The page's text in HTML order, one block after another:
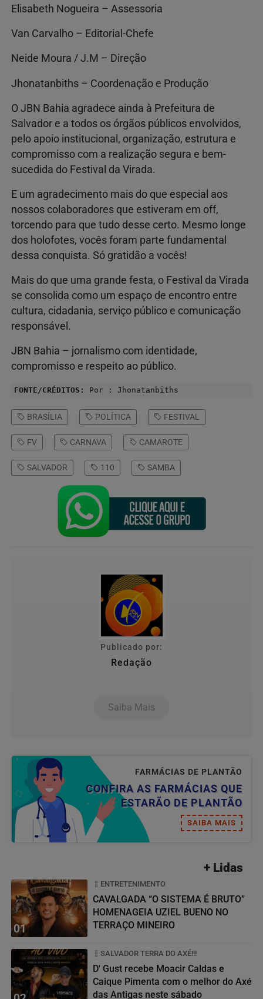
Elisabeth Nogueira – Assessoria
Van Carvalho – Editorial-Chefe
Neide Moura / J.M – Direção
Jhonatanbiths – Coordenação e Produção
O JBN Bahia agradece ainda à Prefeitura de
Salvador e a todos os órgãos públicos envolvidos,
pelo apoio institucional, organização, estrutura e
compromisso com a realização segura e bem-
sucedida do Festival da Virada.
E um agradecimento mais do que especial aos
nossos colaboradores que estiveram em off,
torcendo para que tudo desse certo. Mesmo longe
dos holofotes, vocês foram parte fundamental
dessa conquista. Só gratidão a vocês!
Mais do que uma grande festa, o Festival da Virada
se consolida como um espaço de encontro entre
cultura, cidadania, serviço público e comunicação
responsável.
JBN Bahia – jornalismo com identidade,
compromisso e respeito ao público.
FONTE/CRÉDITOS: Por : Jhonatanbiths
BRASÍLIA POLÍTICA FESTIVAL
FV CARNAVA CAMAROTE
SALVADOR 110 SAMBA
Publicado por:
Redação
Saiba Mais
FARMÁCIAS DE PLANTÃO
CONFIRA AS FARMÁCIAS QUE
ESTARÃO DE PLANTÃO
SAIBA MAIS
+ Lidas
01
ENTRETENIMENTO
CAVALGADA “O SISTEMA É BRUTO”
HOMENAGEIA UZIEL BUENO NO
TERRAÇO MINEIRO
SALVADOR TERRA DO AXÉ!!!
D' Gust recebe Moacir Caldas e
Caique Pimenta com o melhor do Axé
das Antigas neste sábado